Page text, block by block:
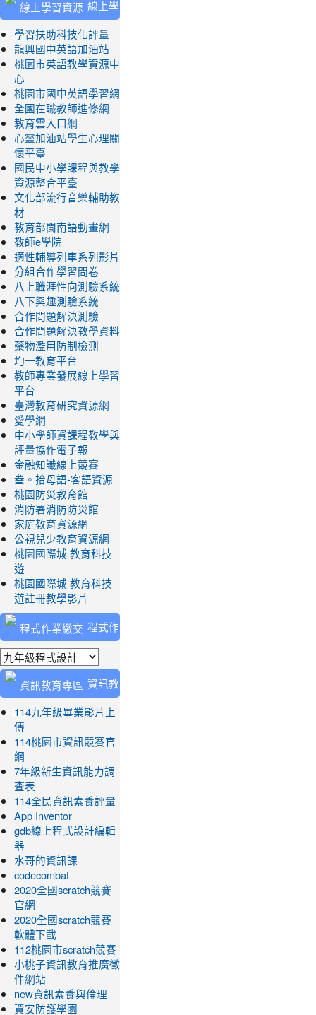
線上學
習資源
學習扶助科技化評量
龍興國中英語加油站
桃園市英語教學資源中
心
桃園市國中英語學習網
全國在職教師進修網
教育雲入口網
心靈加油站學生心理關
懷平臺
國民中小學課程與教學
資源整合平臺
文化部流行音樂輔助教
材
教育部閩南語動畫網
教師e學院
適性輔導列車系列影片
分組合作學習問卷
八上職涯性向測驗系統
八下興趣測驗系統
合作問題解決測驗
合作問題解決教學資料
藥物濫用防制檢測
均一教育平台
教師專業發展線上學習
平台
臺灣教育研究資源網
愛學網
中小學師資課程教學與
評量協作電子報
金融知識線上競賽
叁。拾母語-客語資源
桃園防災教育館
消防署消防防災館
家庭教育資源網
公視兒少教育資源網
桃園國際城 教育科技
遊
桃園國際城 教育科技
遊註冊教學影片
程式作
業繳交
資訊教
育專區114九年級畢業影片上
傳
114桃園市資訊競賽官
網
7年級新生資訊能力調
查表
114全民資訊素養評量
App Inventor
gdb線上程式設計編輯
器
水哥的資訊課
codecombat
2020全國scratch競賽
官網
2020全國scratch競賽
軟體下載
112桃園市scratch競賽
小桃子資訊教育推廣徵
件網站
new資訊素養與倫理
資安防護學園